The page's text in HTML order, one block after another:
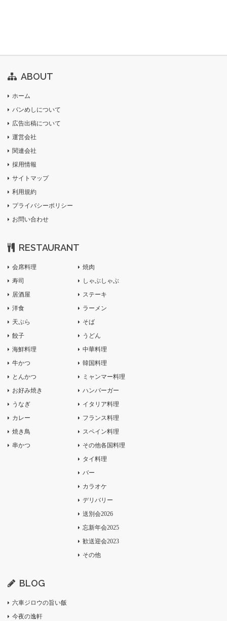
ABOUT
ホーム
バンめしについて
広告出稿について
運営会社
関連会社
採用情報
サイトマップ
利用規約
プライバシーポリシー
お問い合わせ
RESTAURANT
会席料理
寿司
居酒屋
洋食
天ぷら
餃子
海鮮料理
牛かつ
とんかつ
お好み焼き
うなぎ
カレー
焼き鳥
串かつ
焼肉
しゃぶしゃぶ
ステーキ
ラーメン
そば
うどん
中華料理
韓国料理
ミャンマー料理
ハンバーガー
イタリア料理
フランス料理
スペイン料理
その他各国料理
タイ料理
バー
カラオケ
デリバリー
送別会2026
忘新年会2025
歓送迎会2023
その他
BLOG
六車ジロウの旨い飯
今夜の逸軒